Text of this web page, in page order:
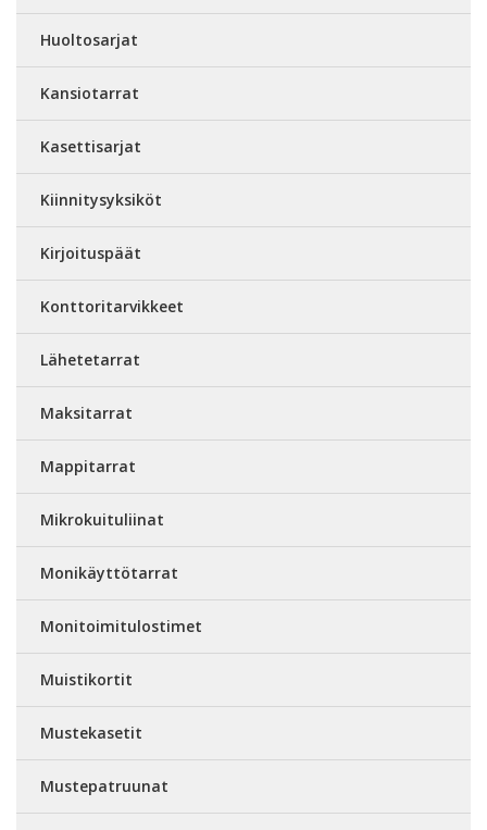
Huoltosarjat
Kansiotarrat
Kasettisarjat
Kiinnitysyksiköt
Kirjoituspäät
Konttoritarvikkeet
Lähetetarrat
Maksitarrat
Mappitarrat
Mikrokuituliinat
Monikäyttötarrat
Monitoimitulostimet
Muistikortit
Mustekasetit
Mustepatruunat